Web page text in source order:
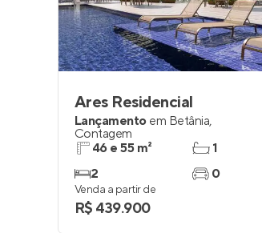
Ares Residencial
Lançamento em Betânia,
Contagem
46 e 55 m²
2
1
0
Venda a partir de
R$ 439.900